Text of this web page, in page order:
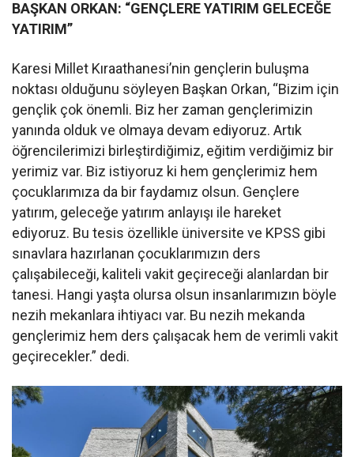
BAŞKAN ORKAN: “GENÇLERE YATIRIM GELECEĞE
YATIRIM”
Karesi Millet Kıraathanesi’nin gençlerin buluşma
noktası olduğunu söyleyen Başkan Orkan, “Bizim için
gençlik çok önemli. Biz her zaman gençlerimizin
yanında olduk ve olmaya devam ediyoruz. Artık
öğrencilerimizi birleştirdiğimiz, eğitim verdiğimiz bir
yerimiz var. Biz istiyoruz ki hem gençlerimiz hem
çocuklarımıza da bir faydamız olsun. Gençlere
yatırım, geleceğe yatırım anlayışı ile hareket
ediyoruz. Bu tesis özellikle üniversite ve KPSS gibi
sınavlara hazırlanan çocuklarımızın ders
çalışabileceği, kaliteli vakit geçireceği alanlardan bir
tanesi. Hangi yaşta olursa olsun insanlarımızın böyle
nezih mekanlara ihtiyacı var. Bu nezih mekanda
gençlerimiz hem ders çalışacak hem de verimli vakit
geçirecekler.” dedi.